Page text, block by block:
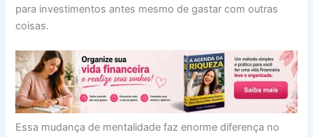
para investimentos antes mesmo de gastar com outras
coisas.
Essa mudança de mentalidade faz enorme diferença no